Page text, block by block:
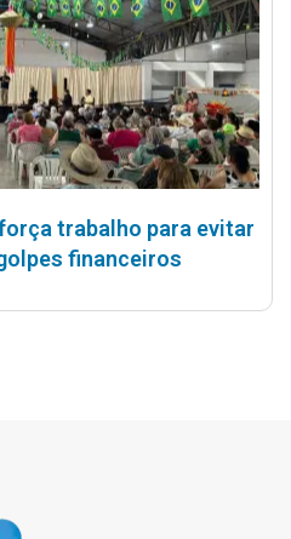
trabalho para evitar
financeiros